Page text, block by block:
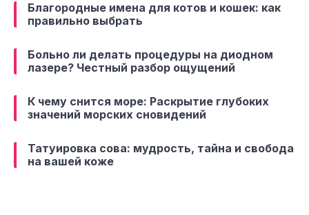
Благородные имена для котов и кошек: как
правильно выбрать
Больно ли делать процедуры на диодном
лазере? Честный разбор ощущений
К чему снится море: Раскрытие глубоких
значений морских сновидений
Татуировка сова: мудрость, тайна и свобода
на вашей коже